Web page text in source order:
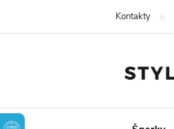
Kontakty